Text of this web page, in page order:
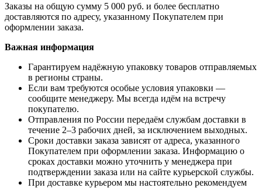
Заказы на общую сумму 5 000 руб. и более бесплатно
доставляются по адресу, указанному Покупателем при
оформлении заказа.
Важная информация
Гарантируем надёжную упаковку товаров отправляемых
в регионы страны.
Если вам требуются особые условия упаковки —
сообщите менеджеру. Мы всегда идём на встречу
покупателю.
Отправления по России передаём службам доставки в
течение 2–3 рабочих дней, за исключением выходных.
Сроки доставки заказа зависят от адреса, указанного
Покупателем при оформлении заказа. Информацию о
сроках доставки можно уточнить у менеджера при
подтверждении заказа или на сайте курьерской службы.
При доставке курьером мы настоятельно рекомендуем